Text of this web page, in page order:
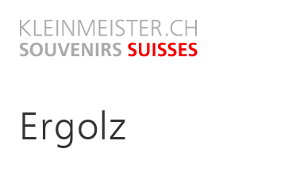
contenuto
principale
Ergolz